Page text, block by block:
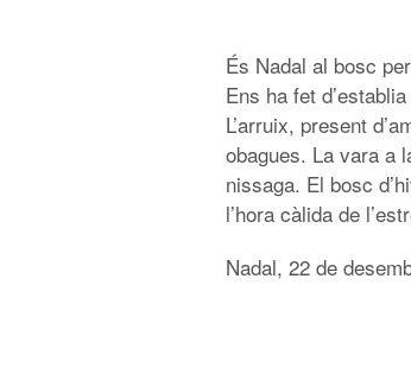
És Nadal al bosc
Ens ha fet
L’arruix, present
obagues. La vara a
nissaga. El bosc
l’hora càlida de
Nadal, 22 de